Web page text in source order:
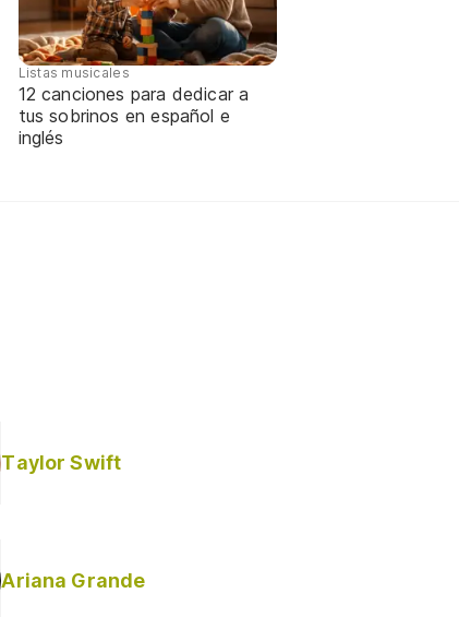
Listas musicales
12 canciones para dedicar a
tus sobrinos en español e
inglés
Taylor Swift
Ariana Grande